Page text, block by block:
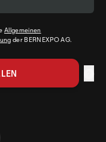
Allgemeinen
der BERNEXPO AG.